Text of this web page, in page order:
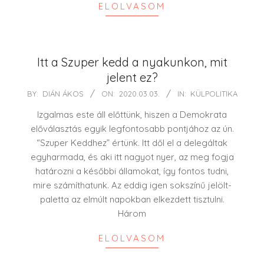
ELOLVASOM
Itt a Szuper kedd a nyakunkon, mit
jelent ez?
2020-
BY: DIÁN ÁKOS ON: 2020.03.03. IN: KÜLPOLITIKA
Izgalmas este áll előttünk, hiszen a Demokrata
előválasztás egyik legfontosabb pontjához az ún.
“Szuper Keddhez” értünk. Itt dől el a delegáltak
egyharmada, és aki itt nagyot nyer, az meg fogja
határozni a későbbi államokat, így fontos tudni,
mire számíthatunk. Az eddig igen sokszínű jelölt-
paletta az elmúlt napokban elkezdett tisztulni.
Három
ELOLVASOM